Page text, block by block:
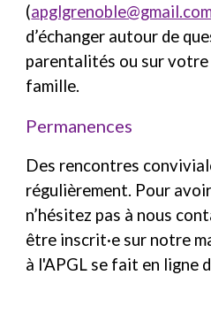
(
d’échanger autour de
parentalités ou sur
famille.
Permanences
Des rencontres
régulièrement. Pour
n’hésitez pas à nous
être inscrit·e sur notre
à l'APGL se fait en ligne